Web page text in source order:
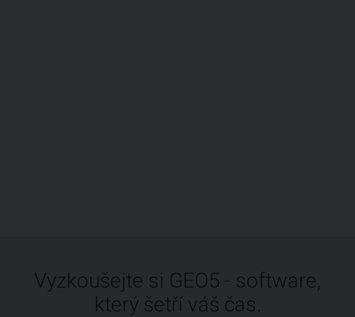
Vyzkoušejte si GEO5 - software,
který šetří váš čas.